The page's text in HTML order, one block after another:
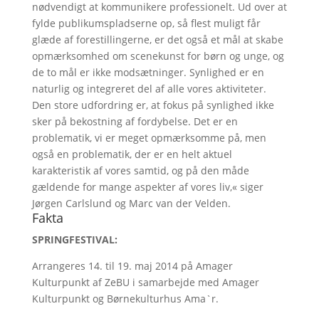
nødvendigt at kommunikere professionelt. Ud over at
fylde publikumspladserne op, så flest muligt får
glæde af forestillingerne, er det også et mål at skabe
opmærksomhed om scenekunst for børn og unge, og
de to mål er ikke modsætninger. Synlighed er en
naturlig og integreret del af alle vores aktiviteter.
Den store udfordring er, at fokus på synlighed ikke
sker på bekostning af fordybelse. Det er en
problematik, vi er meget opmærksomme på, men
også en problematik, der er en helt aktuel
karakteristik af vores samtid, og på den måde
gældende for mange aspekter af vores liv,« siger
Jørgen Carlslund og Marc van der Velden.
Fakta
SPRINGFESTIVAL:
Arrangeres 14. til 19. maj 2014 på Amager
Kulturpunkt af ZeBU i samarbejde med Amager
Kulturpunkt og Børnekulturhus Ama`r.